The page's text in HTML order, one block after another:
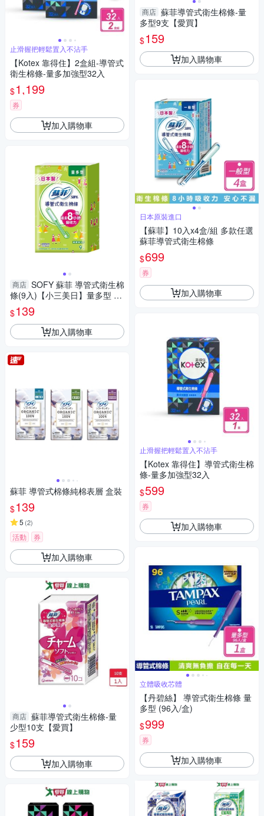
止滑握把輕鬆置入不沾手
【Kotex 靠得住】2盒組-導管式
衛生棉條-量多加強型32入
$1,199
券
加入購物車
商店 SOFY 蘇菲 導管式衛生棉
條(9入)【小三美日】量多型 D3
70955
$139
加入購物車
蘇菲 導管式棉條純棉表層 盒裝
$139
5 (2)
活動 券
加入購物車
商店 蘇菲導管式衛生棉條-量
少型10支【愛買】
$159
加入購物車
商店 蘇菲導管式衛生棉條-量
多型9支【愛買】
$159
加入購物車
日本原裝進口
【蘇菲】10入x4盒/組 多款任選
蘇菲導管式衛生棉條
$699
券
加入購物車
止滑握把輕鬆置入不沾手
【Kotex 靠得住】導管式衛生棉
條-量多加強型32入
$599
券
加入購物車
立體吸收芯體
【丹碧絲】 導管式衛生棉條 量
多型 (96入/盒)
$999
券
加入購物車